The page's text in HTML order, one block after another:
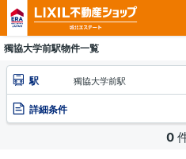
獨協大学前駅物件一覧
駅 獨協大学前駅
詳細条件
0